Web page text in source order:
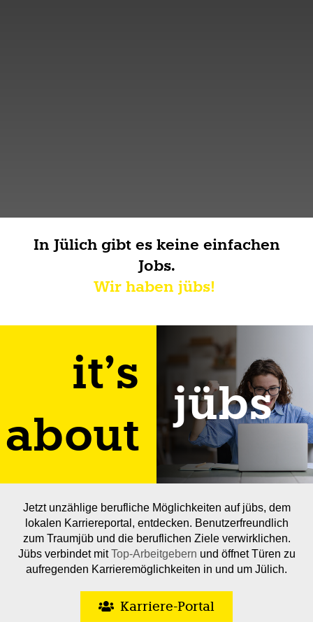
In Jülich gibt es keine einfachen
Jobs.
Wir haben jübs!
it’s
about
jübs
Jetzt unzählige berufliche Möglichkeiten auf jübs, dem
lokalen Karriereportal, entdecken. Benutzerfreundlich
zum Traumjüb und die beruflichen Ziele verwirklichen.
Jübs verbindet mitTop-Arbeitgebern und öffnet Türen zu
aufregenden Karrieremöglichkeiten in und um Jülich.
Karriere-Portal